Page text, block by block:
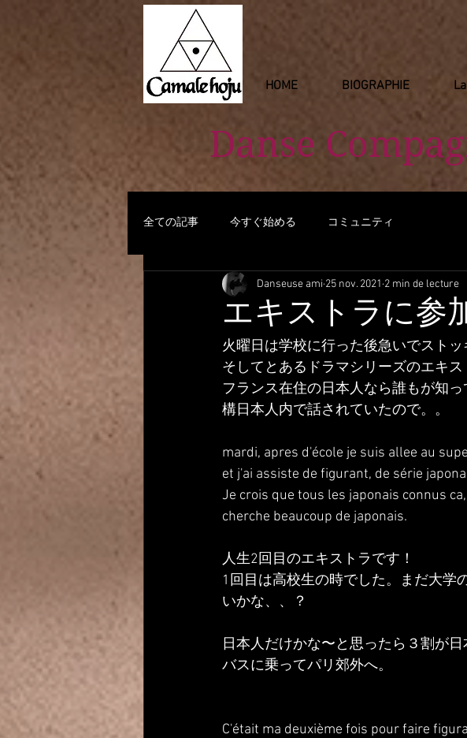
HOME BIOGRAPHIE
Danse
全ての記事 今すぐ始める コミュニティ
エキストラに参加
Danseuse ami 25 nov. 2021 2 min de lecture
火曜日は学校に行った後急いでスト
そしてとあるドラマシリーズのエキス
フランス在住の日本人なら誰もが知
構日本人内で話されていたので。。
mardi, apres d'école je suis allee au
et j'ai assiste de figurant, de série
Je crois que tous les japonais connus
cherche beaucoup de japonais.
人生2回目のエキストラです！
1回目は高校生の時でした。まだ大学
いかな、、？
日本人だけかな〜と思ったら３割が
バスに乗ってパリ郊外へ。
C'était ma deuxième fois pour faire